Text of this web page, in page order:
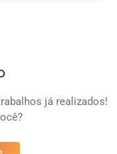
já realizados!